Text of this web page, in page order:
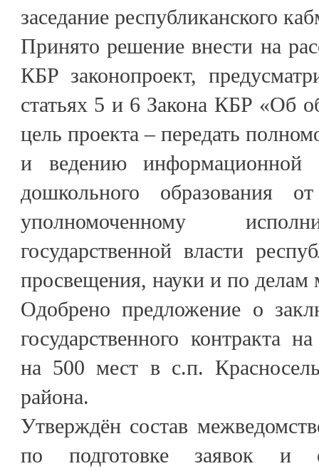
заседание республиканского
Принято решение внести на
КБР законопроект,
статьях 5 и 6 Закона КБР «Об
цель проекта – передать
и ведению информационной
дошкольного образования
уполномоченному
государственной власти
просвещения, науки и по делам
Одобрено предложение о
государственного контракта
на 500 мест в с.п.
района.
Утверждён состав
по подготовке заявок и